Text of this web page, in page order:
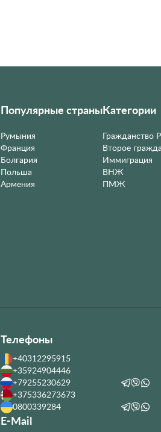
Популярные страны
Румыния
Франция
Болгария
Польша
Армения
Категории
Гражданство
Второе
Иммиграция
ВНЖ
ПМЖ
Телефоны
+40312295915
+35924904446
+79255230629
+375336273673
0800339284
E-Mail